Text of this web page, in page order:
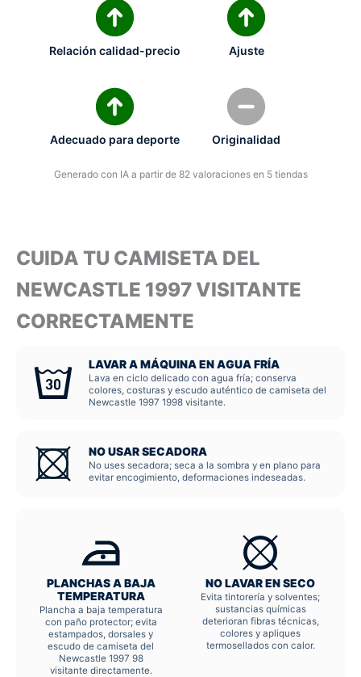
Relación calidad-precio Ajuste
Adecuado para deporte Originalidad
Generado con IA a partir de 82 valoraciones en 5 tiendas
CUIDA TU CAMISETA DEL
NEWCASTLE 1997 VISITANTE
CORRECTAMENTE
LAVAR A MÁQUINA EN AGUA FRÍA
Lava en ciclo delicado con agua fría; conserva
colores, costuras y escudo auténtico de camiseta del
Newcastle 1997 1998 visitante.
NO USAR SECADORA
No uses secadora; seca a la sombra y en plano para
evitar encogimiento, deformaciones indeseadas.
PLANCHAS A BAJA
TEMPERATURA
Plancha a baja temperatura
con paño protector; evita
estampados, dorsales y
escudo de camiseta del
Newcastle 1997 98
visitante directamente.
NO LAVAR EN SECO
Evita tintorería y solventes;
sustancias químicas
deterioran fibras técnicas,
colores y apliques
termosellados con calor.